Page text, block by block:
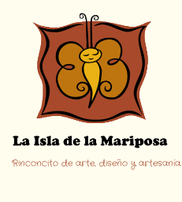
contenido
Rinconcito de arte, diseño y artesanía.